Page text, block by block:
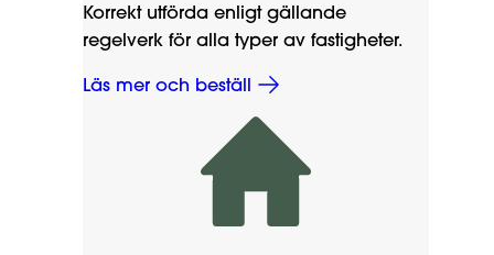
Korrekt utförda enligt gällande
regelverk för alla typer av fastigheter.
Läs mer och beställ